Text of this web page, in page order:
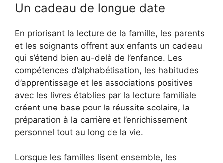
Un cadeau de longue date
En priorisant la lecture de la famille, les parents
et les soignants offrent aux enfants un cadeau
qui s’étend bien au-delà de l’enfance. Les
compétences d’alphabétisation, les habitudes
d’apprentissage et les associations positives
avec les livres établies par la lecture familiale
créent une base pour la réussite scolaire, la
préparation à la carrière et l’enrichissement
personnel tout au long de la vie.
Lorsque les familles lisent ensemble, les